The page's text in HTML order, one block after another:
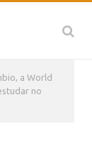
a World
no